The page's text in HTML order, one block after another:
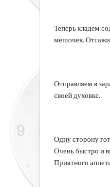
Теперь кладем
мешочек.
Отправляем в
своей духовке.
Одну сторону
Очень быстро и
Приятного